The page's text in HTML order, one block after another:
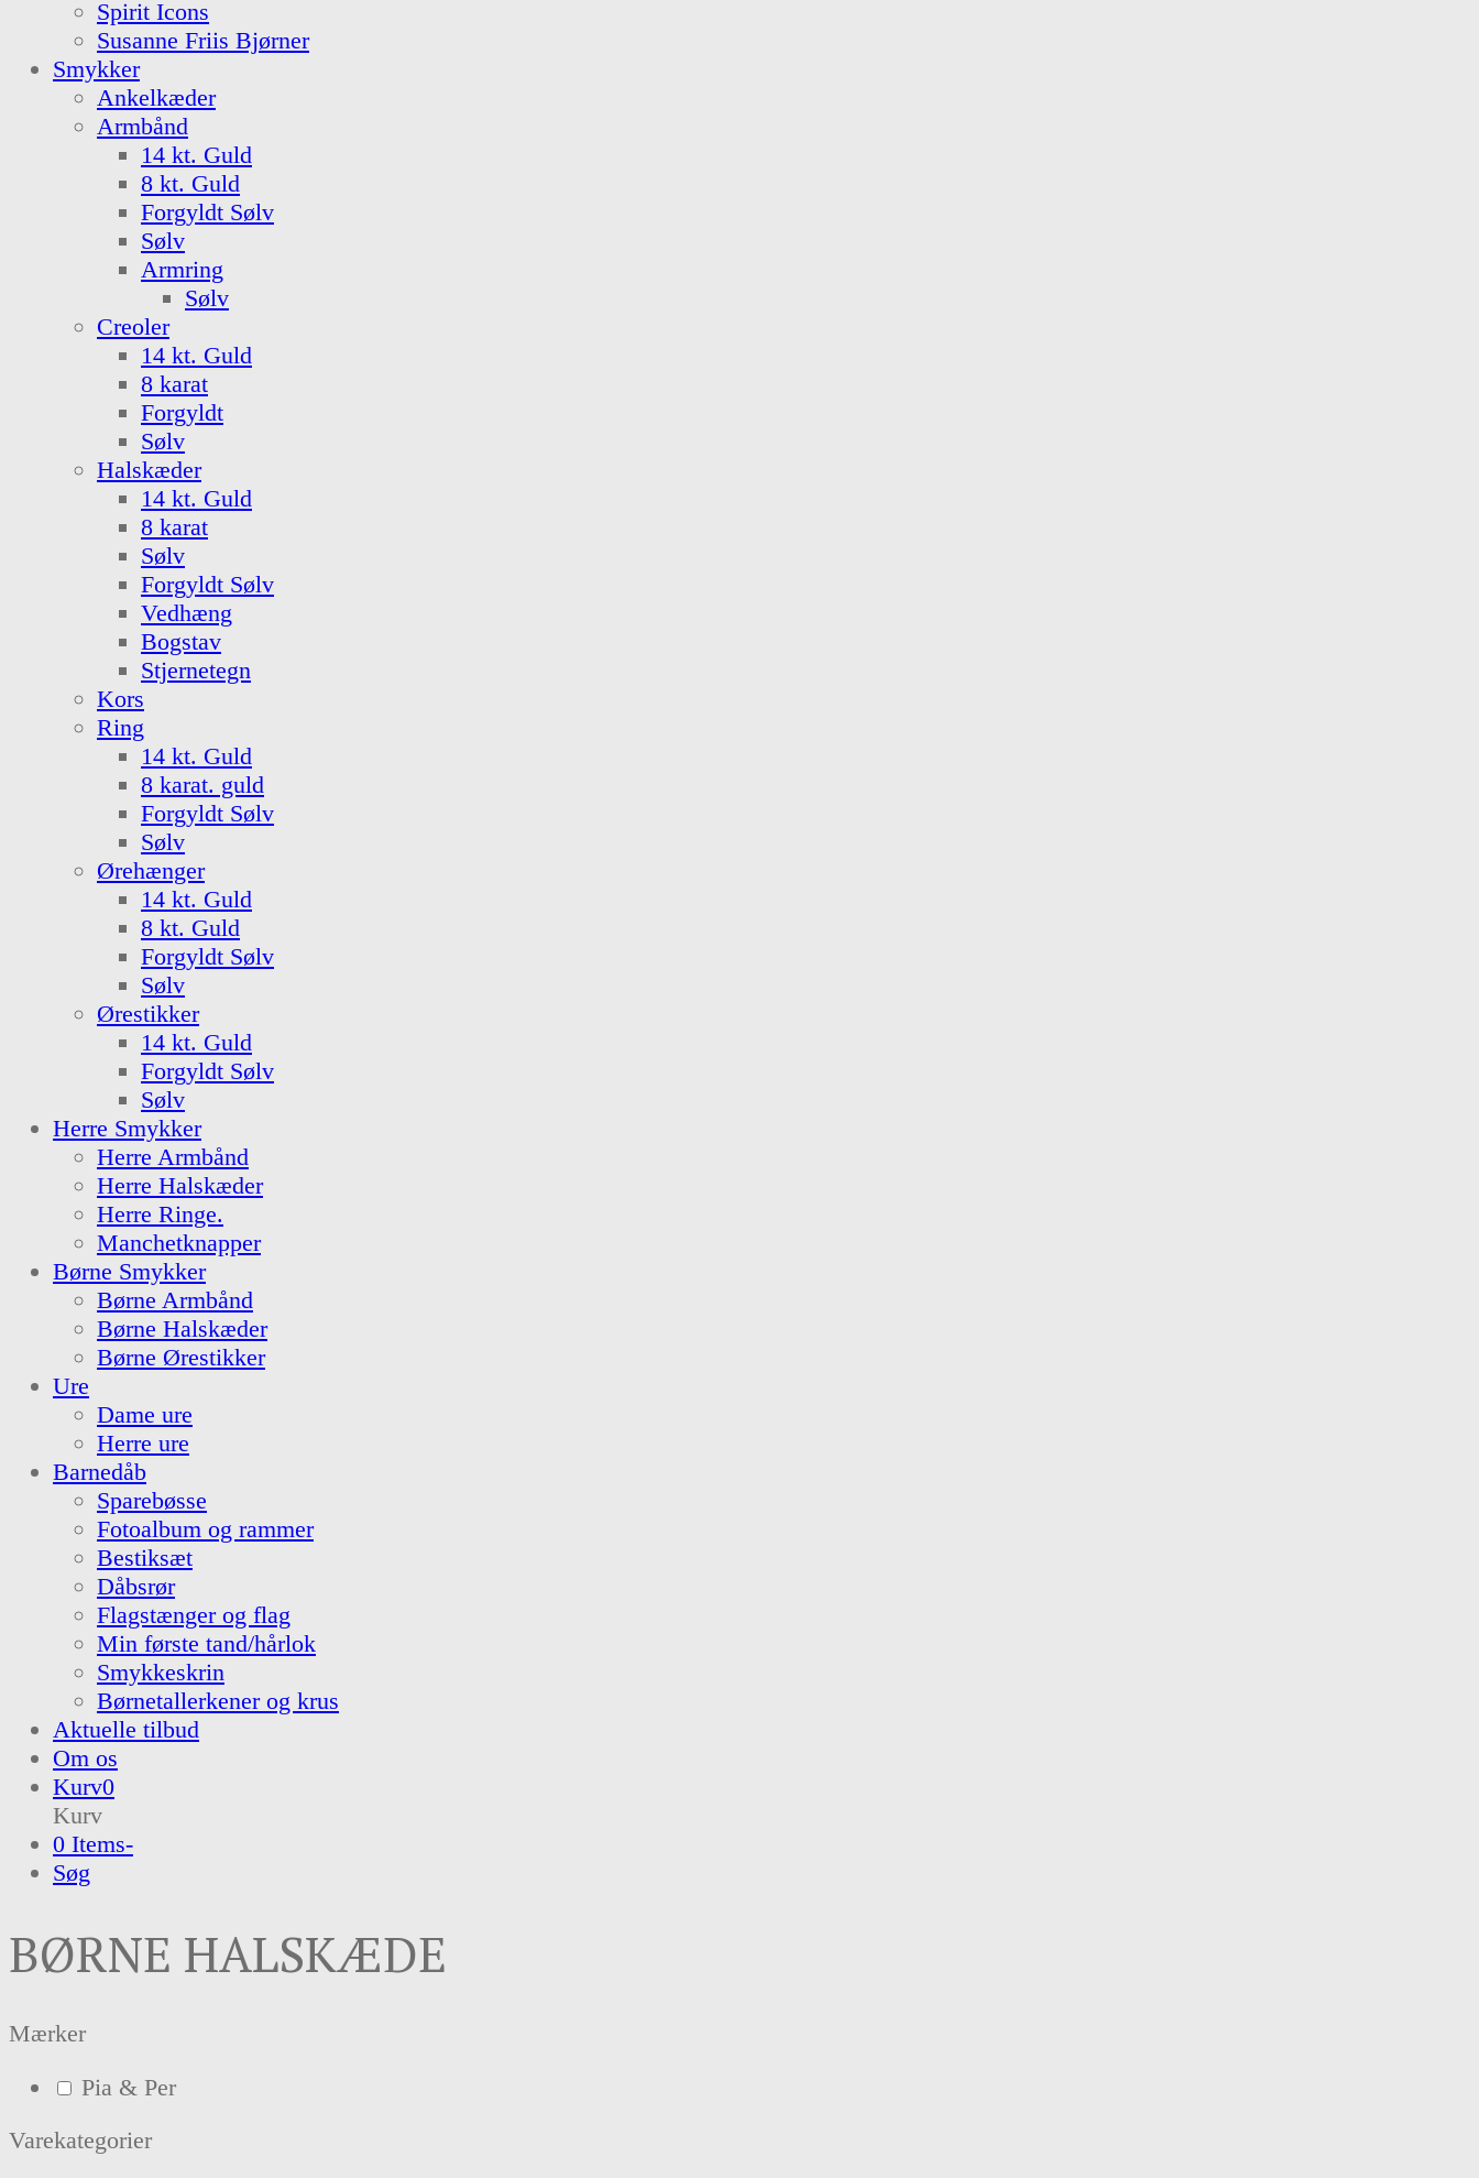
Spirit Icons
Susanne Friis Bjørner
Smykker
Ankelkæder
Armbånd
14 kt. Guld
8 kt. Guld
Forgyldt Sølv
Sølv
Armring
Sølv
Creoler
14 kt. Guld
8 karat
Forgyldt
Sølv
Halskæder
14 kt. Guld
8 karat
Sølv
Forgyldt Sølv
Vedhæng
Bogstav
Stjernetegn
Kors
Ring
14 kt. Guld
8 karat. guld
Forgyldt Sølv
Sølv
Ørehænger
14 kt. Guld
8 kt. Guld
Forgyldt Sølv
Sølv
Ørestikker
14 kt. Guld
Forgyldt Sølv
Sølv
Herre Smykker
Herre Armbånd
Herre Halskæder
Herre Ringe.
Manchetknapper
Børne Smykker
Børne Armbånd
Børne Halskæder
Børne Ørestikker
Ure
Dame ure
Herre ure
Barnedåb
Sparebøsse
Fotoalbum og rammer
Bestiksæt
Dåbsrør
Flagstænger og flag
Min første tand/hårlok
Smykkeskrin
Børnetallerkener og krus
Aktuelle tilbud
Om os
Kurv0
Kurv
0 Items-
Søg
BØRNE HALSKÆDE
Mærker
Pia & Per
Varekategorier